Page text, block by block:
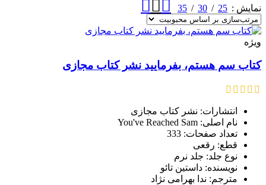
نمایش 25
30
35
ویژه
کتاب سم هستم، بفرمایید نشر کتاب مجازی
انتشارات: نشر کتاب مجازی
نام اصلی: You've Reached Sam
تعداد صفحات: 333
قطع: رقعی
نوع جلد: جلد نرم
نویسنده: داستین تائو
مترجم: ندا بهرامی نژاد